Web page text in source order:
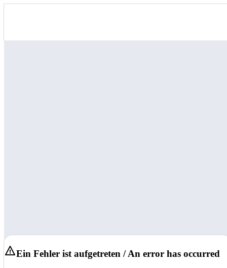
Ein Fehler ist aufgetreten / An error has occurred